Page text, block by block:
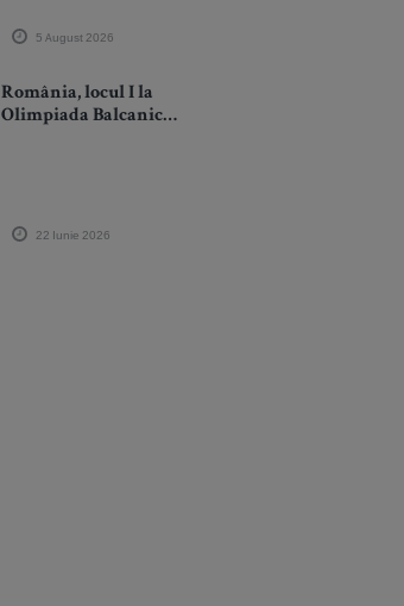
5 August 2026
România, locul I la
Olimpiada Balcanică
22 Iunie 2026